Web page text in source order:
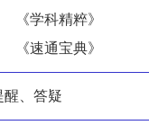
《学科精粹》
《速通宝典》
醒、答疑